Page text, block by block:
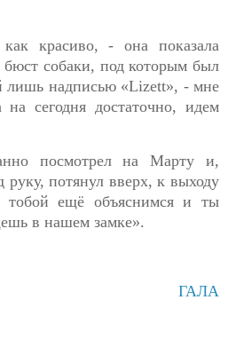
красиво, - она показала
собаки, под которым был
лишь надписью «Lizett», - мне
сегодня достаточно, идем
посмотрел на Марту и,
руку, потянул вверх, к выходу
ещё объяснимся и ты
в нашем замке».
ГАЛА